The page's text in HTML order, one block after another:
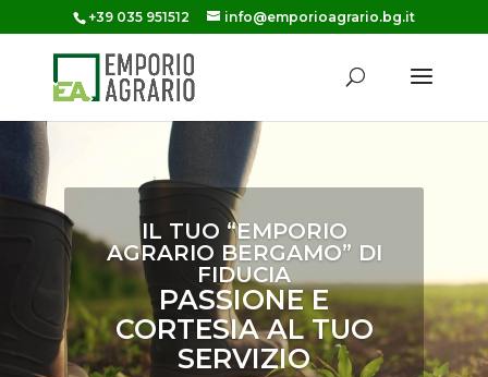
+39 035 951512 info@emporioagrario.bg.it
IL TUO “EMPORIO
AGRARIO BERGAMO” DI
FIDUCIA
PASSIONE E
CORTESIA AL TUO
SERVIZIO